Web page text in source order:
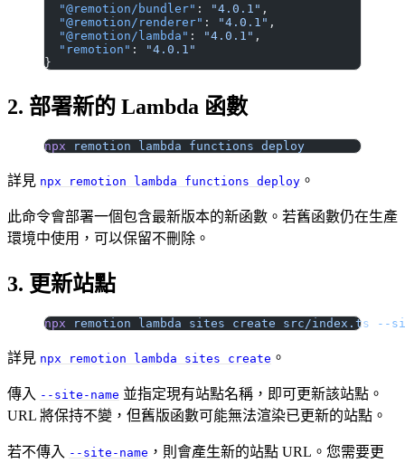
  "@remotion/bundler"
: "4.0.1" ,
  "@remotion/renderer"
: "4.0.1" ,
  "@remotion/lambda"
: "4.0.1" ,
  "remotion"
:
"4.0.1"
}
2. 部署新的 Lambda 函數
npx remotion lambda functions deploy
詳見 npx remotion lambda functions deploy 。
此命令會部署一個包含最新版本的新函數。若舊函數仍在生產
環境中使用，可以保留不刪除。
3. 更新站點
npx remotion lambda sites create src/index.ts --
詳見 npx remotion lambda sites create 。
傳入 --site-name 並指定現有站點名稱，即可更新該站點。
URL 將保持不變，但舊版函數可能無法渲染已更新的站點。
若不傳入 --site-name ，則會產生新的站點 URL。您需要更